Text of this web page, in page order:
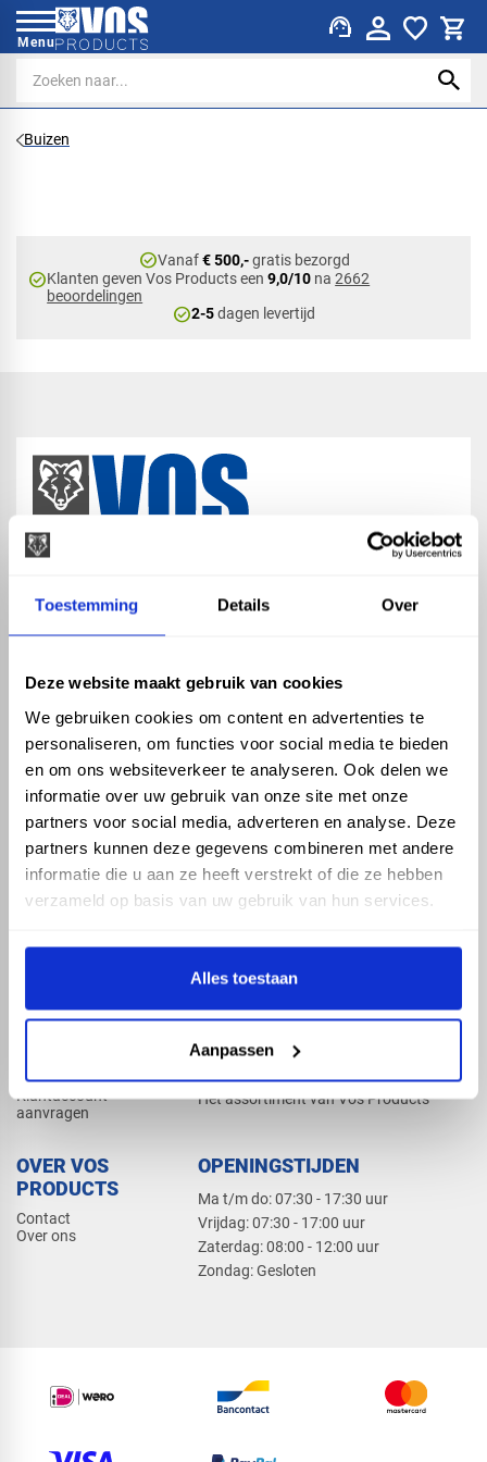
Toestemming Details Over
Deze website maakt gebruik van cookies
We gebruiken cookies om content en advertenties te
personaliseren, om functies voor social media te bieden
en om ons websiteverkeer te analyseren. Ook delen we
informatie over uw gebruik van onze site met onze
partners voor social media, adverteren en analyse. Deze
partners kunnen deze gegevens combineren met andere
informatie die u aan ze heeft verstrekt of die ze hebben
verzameld op basis van uw gebruik van hun services.
Alles toestaan
Aanpassen
Menu support_agent
Buizen
check_circleVanaf€ 500,-gratis bezorgd
check_circleKlanten geven Vos Products een9,0/10 na2662
beoordelingen
check_circle2-5dagen levertijd
ASSORTIMENT
Hemelwaterafvoer
Drukleiding
Beregening
Dak en gevel
KENNIS EN HULP
Klantenservice
Kennisbank
Klantaccount
aanvragen
PRODUCTCATALOGUS 2026
Het assortiment van Vos Products
OVER VOS
PRODUCTS
Contact
Over ons
OPENINGSTIJDEN
Ma t/m do: 07:30 - 17:30 uur
​Vrijdag: 07:30 - 17:00 uur
​Zaterdag: 08:00 - 12:00 uur
​Zondag: Gesloten
phone_enabled +31 416 75 02 55
mail info@vosproducts.nl
check_circleDé bouwmarkt van Altena
check_circle Direct uit grote voorraad geleverd met eigen transport
check_circleLevering in NL en BE